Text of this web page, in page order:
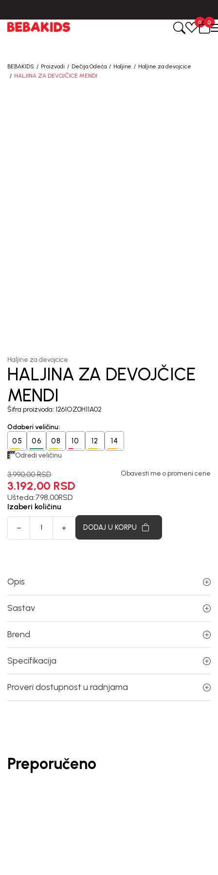
0
0
BEBAKIDS Proizvodi Dečija Odeća Haljine
Haljine za devojcice
HALJINA ZA DEVOJČICE MENDI
Haljine za devojcice
HALJINA ZA DEVOJČICE
MENDI
Šifra proizvoda: 1261OZ0H11A02
Odaberi veličinu:
05 06 08 10 12 14
Odredi veličinu
3.990,00 RSD
3.192,00 RSD
Ušteda:798,00RSD
Obavesti me o promeni cene
Izaberi količinu
DODAJ U KORPU
Opis
Sastav
Brend
Specifikacija
Proveri dostupnost u radnjama
Preporučeno